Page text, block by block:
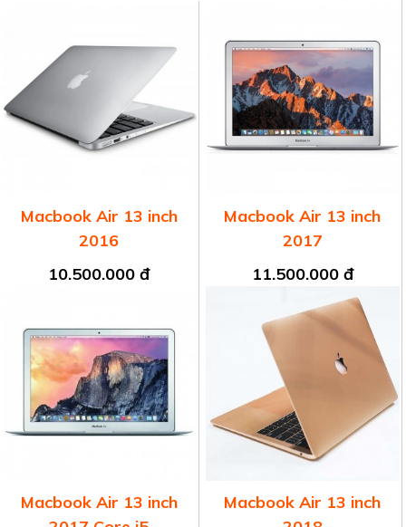
Macbook Air 13 inch
2016
10.500.000 đ
Macbook Air 13 inch
2017
11.500.000 đ
Macbook Air 13 inch
Macbook Air 13 inch